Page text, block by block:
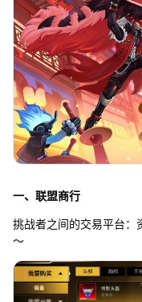
一、联盟商行
挑战者之间的交易平台：
～